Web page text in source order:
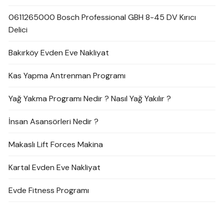
0611265000 Bosch Professional GBH 8-45 DV Kırıcı
Delici
Bakırköy Evden Eve Nakliyat
Kas Yapma Antrenman Programı
Yağ Yakma Programı Nedir ? Nasıl Yağ Yakılır ?
İnsan Asansörleri Nedir ?
Makaslı Lift Forces Makina
Kartal Evden Eve Nakliyat
Evde Fitness Programı